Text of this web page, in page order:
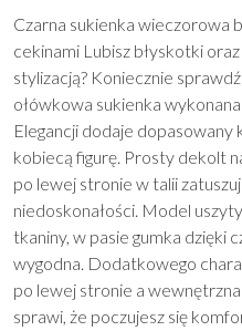
Czarna sukienka wieczorowa
cekinami Lubisz błyskotki
stylizacją? Koniecznie
ołówkowa sukienka
Elegancji dodaje
kobiecą figurę. Prosty dekolt
po lewej stronie w talii
niedoskonałości. Model
tkaniny, w pasie gumka dzięki
wygodna. Dodatkowego
po lewej stronie a
sprawi, że poczujesz się